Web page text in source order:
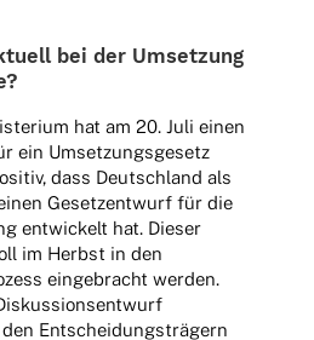
bei der Umset­zung
hat am 20. Juli einen
ein Umset­zungs­ge­setz
dass Deutsch­land als
Gesetz­ent­wurf für die
entwi­ckelt hat. Dieser
im Herbst in den
einge­bracht werden.
Entschei­dungs­trä­gern